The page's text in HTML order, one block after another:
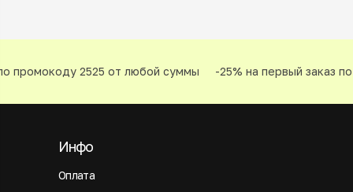
промокоду 2525 от любой суммы -25% на первый заказ
Оплата
Инфо